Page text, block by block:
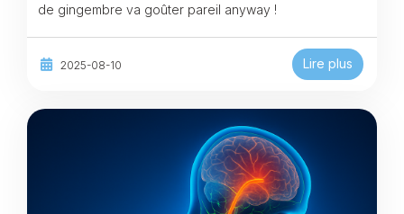
de gingembre va goûter pareil anyway !
2025-08-10 Lire plus